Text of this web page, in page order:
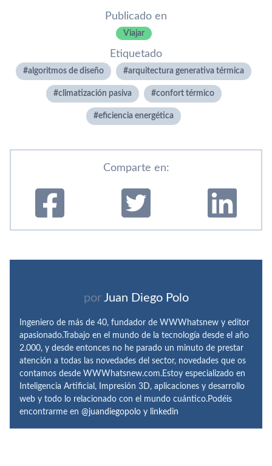
Publicado en
Viajar
Etiquetado
algoritmos de diseño arquitectura generativa térmica
climatización pasiva confort térmico
eficiencia energética
Comparte en:
por Juan Diego Polo
Ingeniero de más de 40, fundador de WWWhatsnew y editor
apasionado.Trabajo en el mundo de la tecnología desde el año
2.000, y desde entonces no he parado un minuto de prestar
atención a todas las novedades del sector, novedades que os
contamos desde WWWhatsnew.com.Estoy especializado en
Inteligencia Artificial, Impresión 3D, aplicaciones y desarrollo
web y todo lo relacionado con el mundo cuántico.Podéis
encontrarme en @juandiegopolo y linkedin